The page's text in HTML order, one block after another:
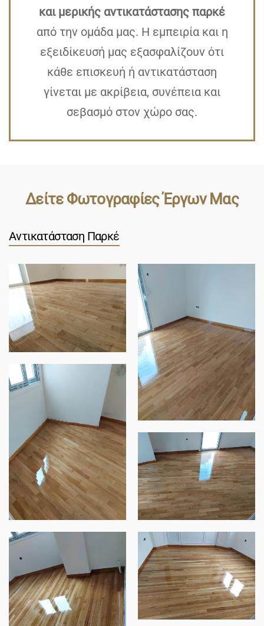
και μερικής αντικατάστασης παρκέ
από την ομάδα μας. Η εμπειρία και η
εξειδίκευσή μας εξασφαλίζουν ότι
κάθε επισκευή ή αντικατάσταση
γίνεται με ακρίβεια, συνέπεια και
σεβασμό στον χώρο σας.
Δείτε Φωτογραφίες Έργων Μας
Αντικατάσταση Παρκέ